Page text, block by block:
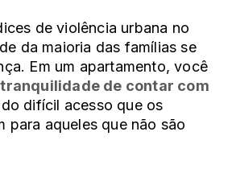
de violência urbana no
da maioria das famílias se
Em um apartamento, você
tranquilidade de contar com
difícil acesso que os
para aqueles que não são